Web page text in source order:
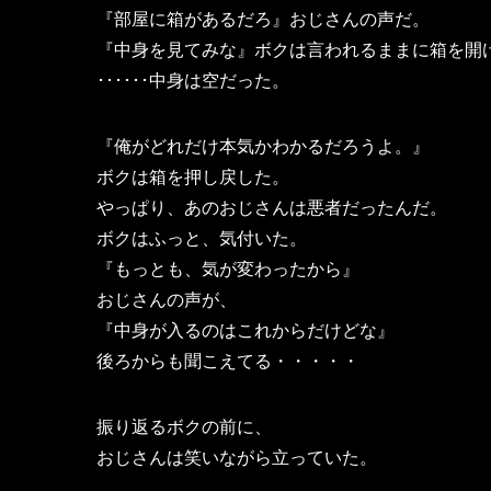
『部屋に箱があるだろ』おじさんの声だ。
『中身を見てみな』ボクは言われるままに箱を開
･･････中身は空だった。
『俺がどれだけ本気かわかるだろうよ。』
ボクは箱を押し戻した。
やっぱり、あのおじさんは悪者だったんだ。
ボクはふっと、気付いた。
『もっとも、気が変わったから』
おじさんの声が、
『中身が入るのはこれからだけどな』
後ろからも聞こえてる・・・・・
振り返るボクの前に、
おじさんは笑いながら立っていた。